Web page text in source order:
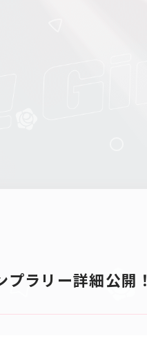
ラリー詳細公開！